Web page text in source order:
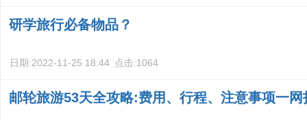
研学旅行必备物品？
日期:2022-11-25 18:44 点击:1064
邮轮旅游53天全攻略:费用、行程、注意事项一网